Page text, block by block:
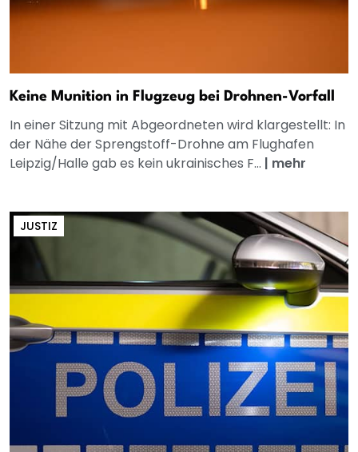
Keine Munition in Flugzeug bei Drohnen-Vorfall
In einer Sitzung mit Abgeordneten wird klargestellt: In
der Nähe der Sprengstoff-Drohne am Flughafen
Leipzig/Halle gab es kein ukrainisches F... | mehr
JUSTIZ